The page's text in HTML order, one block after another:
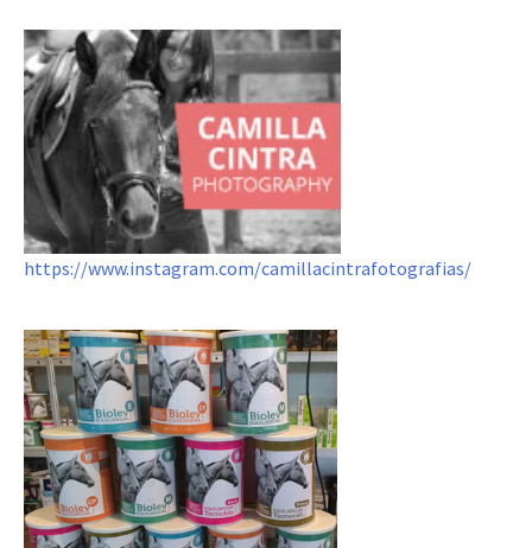
https://www.instagram.com/camillacintrafotografias/